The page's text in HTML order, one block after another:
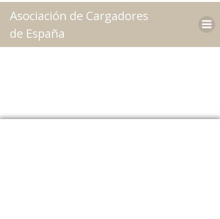
Saltar
al
Asociación de Cargadores
de España